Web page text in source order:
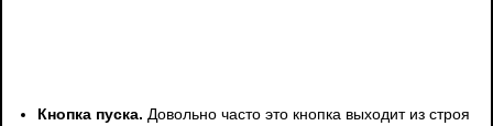
Кнопка пуска. Довольно часто это кнопка выходит из строя